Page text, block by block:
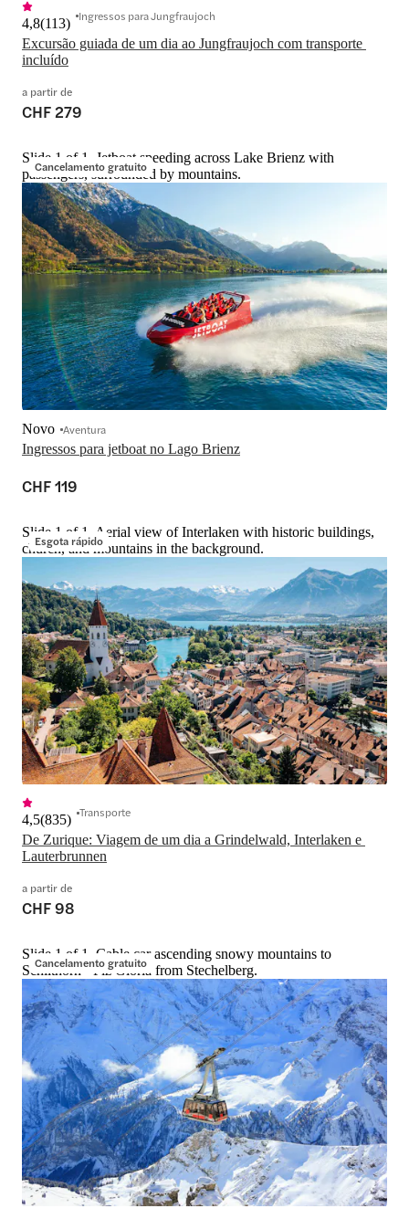
Excursão guiada de um dia ao Jungfraujoch com transporte
4,8(113) Ingressos para Jungfraujoch
a partir de
CHF 279
Cancelamento gratuito
Slide 1 of 1, Jetboat speeding across Lake Brienz with
passengers, surrounded by mountains.
Ingressos para jetboat no Lago Brienz
Novo Aventura
CHF 119
Esgota rápido
Slide 1 of 1, Aerial view of Interlaken with historic buildings,
church, and mountains in the background.
De Zurique: Viagem de um dia a Grindelwald, Interlaken e
Lauterbrunnen
4,5(835) Transporte
a partir de
CHF 98
Cancelamento gratuito
Slide 1 of 1, Cable car ascending snowy mountains to
Schilthorn - Piz Gloria from Stechelberg.